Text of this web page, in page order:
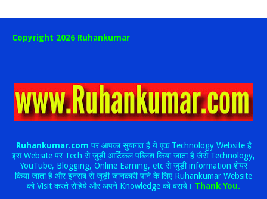
Copyright 2026 Ruhankumar
Ruhankumar.com पर आपका सुयागत है ये एक Technology Website है
इस Website पर Tech से जुड़ी आर्टिकल पब्लिश किया जाता है जैसे Technology,
YouTube, Blogging, Online Earning, etc से जुड़ी information शेयर
किया जाता है और इनसब से जुड़ी जानकारी पाने के लिए Ruhankumar Website
को Visit करते रोहिये और अपने Knowledge को बराये। Thank You.